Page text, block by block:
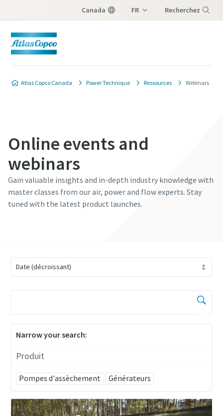
Canada FR Recherchez
Atlas Copco Canada Power Technique Ressources Webinars
Online events and
webinars
Gain valuable insights and in-depth industry knowledge with
master classes from our air, power and flow experts. Stay
tuned with the latest product launches.
Narrow your search:
Produit
Pompes d'assèchement Générateurs